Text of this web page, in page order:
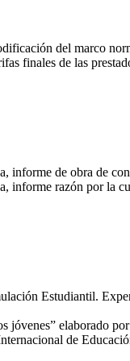
del marco
finales de las
informe de obra de
razón por la
Estudiantil.
elaborado
de